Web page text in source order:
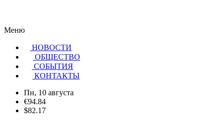
Меню
НОВОСТИ
ОБЩЕСТВО
CОБЫТИЯ
КОНТАКТЫ
Пн, 10 августа
€94.84
$82.17